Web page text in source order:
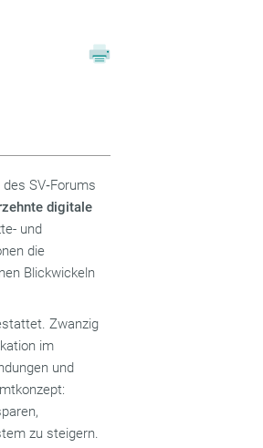
SV‑Forums
digitale
und
die
Blickwickeln
Zwanzig
im
und
zu steigern.